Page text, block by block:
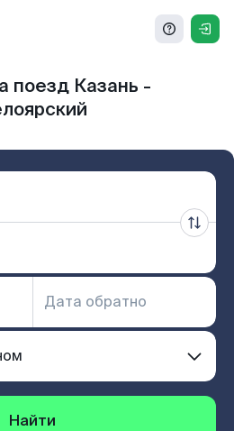
поезд Казань -
Найти